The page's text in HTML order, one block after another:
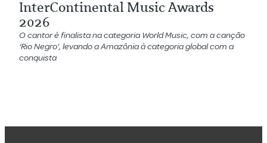
InterContinental Music Awards
2026
O cantor é finalista na categoria World Music, com a canção
‘Rio Negro’, levando a Amazônia à categoria global com a
conquista